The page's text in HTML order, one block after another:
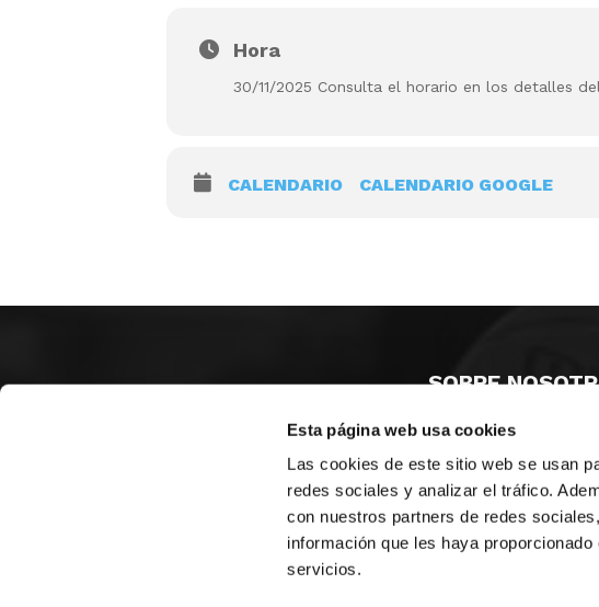
Esta página web usa cookies
Las cookies de este sitio web se usan
redes sociales y analizar el tráfico.
con nuestros partners de redes
información que les haya
servicios.
Hora
30/11/2025 Consulta el horario en los detalles
CALENDARIO CALENDARIO GOOGLE
SOBRE
CASTELLON
VALENCIA
MONESTIR
ALICANTE
CIUDAD